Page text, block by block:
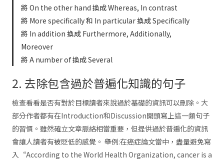
將 On the other hand 換成 Whereas, In contrast
將 More specifically 和 In particular 換成 Specifically
將 In addition 換成 Furthermore, Additionally,
Moreover
將 A number of 換成 Several
2. 去除包含過於普遍化知識的句子
檢查看看是否有對於目標讀者來說過於基礎的資訊可以刪除。大
部分作者都有在Introduction和Discussion開頭寫上這一類句子
的習慣。雖然確立文章脈絡相當重要，但提供過於普遍化的資訊
會讓人讀者有被貶低的感覺。 舉例:在癌症論文當中，盡量避免寫
入“According to the World Health Organization, cancer is a